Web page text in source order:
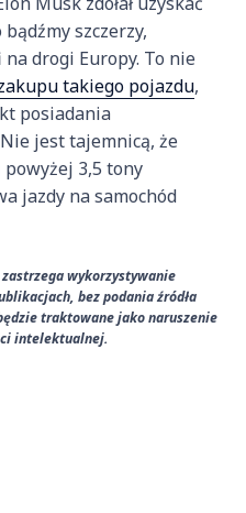
szczerzy,
drogi Europy. To nie
takiego pojazdu,
posiadania
jest tajemnicą, że
powyżej 3,5 tony
jazdy na samochód
wykorzystywanie
bez podania źródła
traktowane jako naruszenie
intelektualnej.